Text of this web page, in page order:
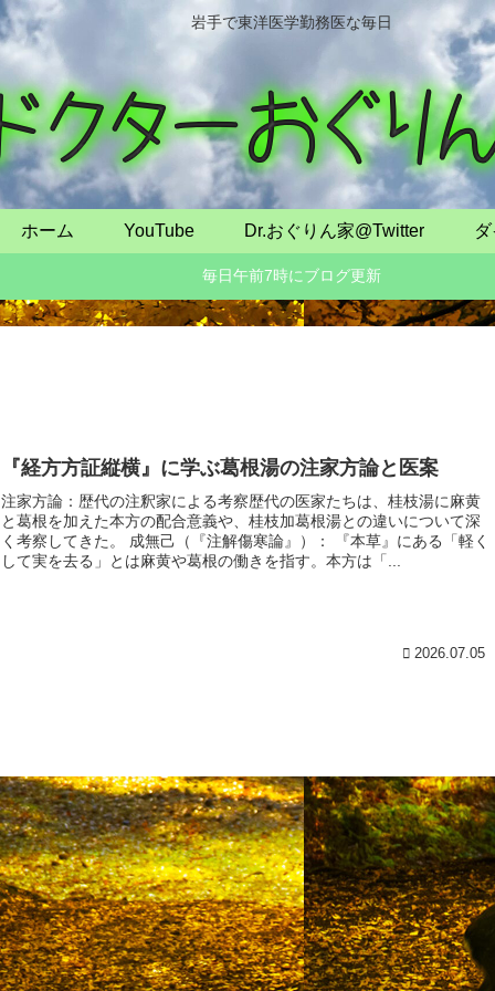
岩手で東洋医学勤務医な毎日
ホーム YouTube Dr.おぐりん家@Twitter
毎日午前7時にブログ更新
『経方方証縦横』に学ぶ葛根湯の注家方論と医案
注家方論：歴代の注釈家による考察歴代の医家たちは、桂枝湯に麻黄
と葛根を加えた本方の配合意義や、桂枝加葛根湯との違いについて深
く考察してきた。 成無己（『注解傷寒論』）： 『本草』にある「軽く
して実を去る」とは麻黄や葛根の働きを指す。本方は「...
2026.07.05